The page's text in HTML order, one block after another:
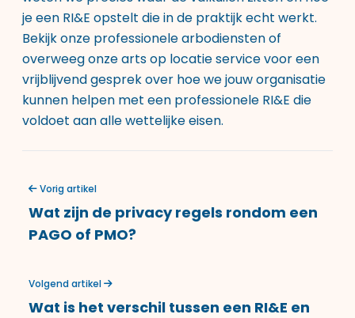
je een RI&E opstelt die in de praktijk echt werkt.
Bekijk onze professionele arbodienstenof
overweeg onzearts op locatie servicevoor een
vrijblijvend gesprek over hoe we jouw organisatie
kunnen helpen met een professionele RI&E die
voldoet aan alle wettelijke eisen.
Vorig artikel
Wat zijn de privacy regels rondom een
PAGO of PMO?
Volgend artikel
Wat is het verschil tussen een RI&E en